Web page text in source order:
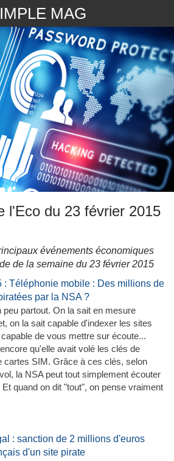
MAG
l'Eco du 23 février 2015
événements économiques
de la semaine du 23 février 2015
: Téléphonie mobile : Des millions de
par la NSA ?
peu partout. On la sait en mesure
on la sait capable d'indexer les sites
de vous mettre sur écoute...
qu'elle avait volé les clés de
cartes SIM. Grâce à ces clés, selon
la NSA peut tout simplement écouter
quand on dit "tout", on pense vraiment
: sanction de 2 millions d'euros
d'un site pirate